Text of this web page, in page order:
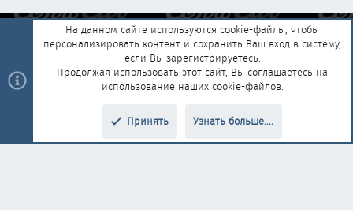
Обратная связь
Условия и правила
Политика конфиденциальности
Помощь Главная
R
add-ons by ThemeHouse Перевод от Jumuro®
На данном сайте используются cookie-файлы, чтобы
персонализировать контент и сохранить Ваш вход в систему,
если Вы зарегистрируетесь.
Продолжая использовать этот сайт, Вы соглашаетесь на
использование наших cookie-файлов.
Принять Узнать больше....